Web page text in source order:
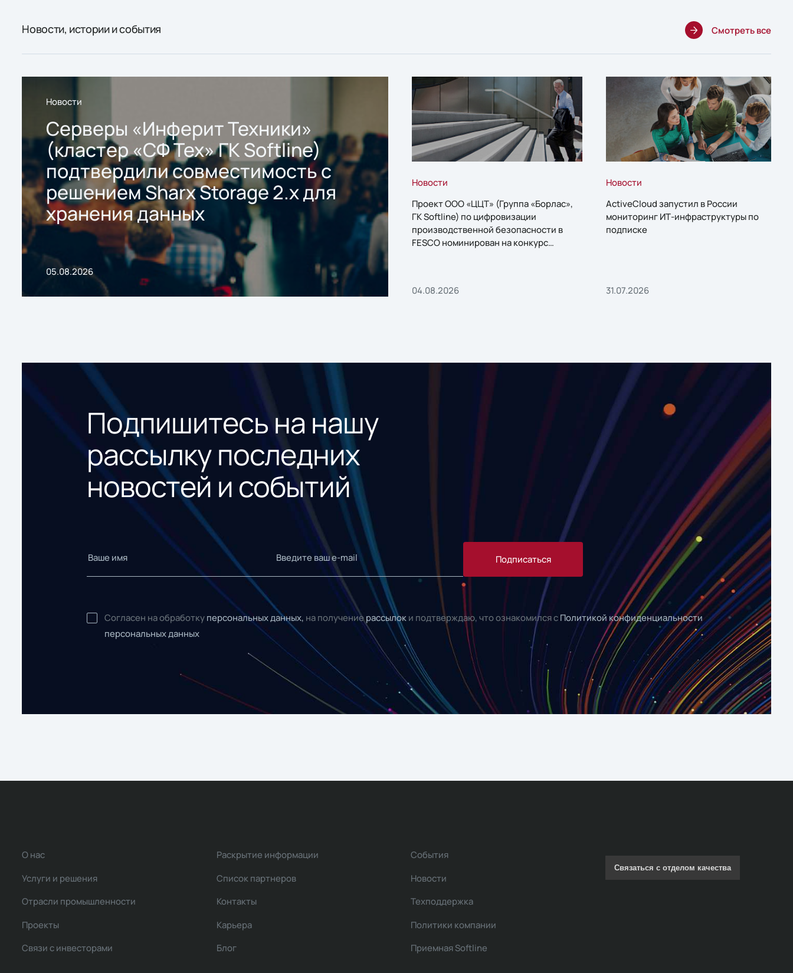
Новости, истории и события Смотреть все
Новости
Серверы «Инферит Техники»
(кластер «СФ Тех» ГК Softline)
подтвердили совместимость с
решением Sharx Storage 2.x для
хранения данных
05.08.2026
Новости
Проект ООО «ЦЦТ» (Группа «Борлас»,
ГК Softline) по цифровизации
производственной безопасности в
FESCO номинирован на конкурс
04.08.2026
Новости
ActiveCloud запустил в России
мониторинг ИТ-инфраструктуры по
подписке
31.07.2026
Подпишитесь на нашу
рассылку последних
новостей и событий
Подписаться
Согласен на обработку персональных данных, на получениерассылок и подтверждаю, что ознакомился с Политикой конфиденциальности
персональных данных
О нас
Услуги и решения
Отрасли промышленности
Проекты
Связи с инвесторами
Раскрытие информации
Список партнеров
Контакты
Карьера
Блог
События
Новости
Техподдержка
Политики компании
Приемная Softline
Связаться с отделом качества